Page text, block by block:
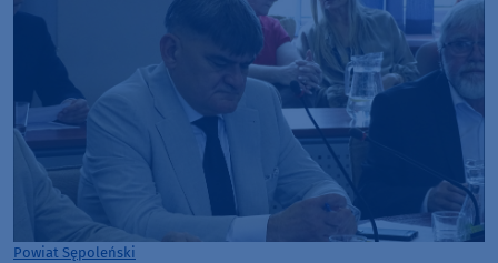
Powiat Sępoleński